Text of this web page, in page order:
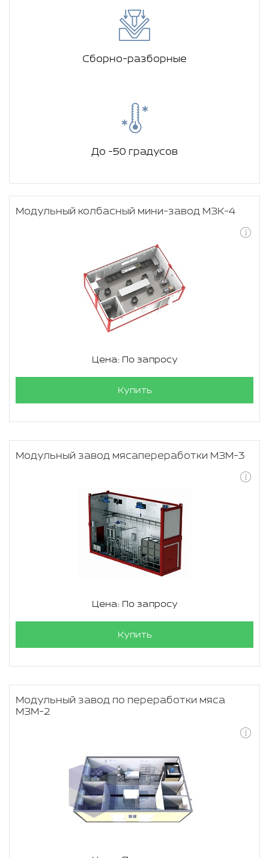
Сборно-разборные
До -50 градусов
Модульный колбасный мини-завод МЗК-4
Цена: По запросу
Купить
Модульный завод мясапереработки МЗМ-3
Цена: По запросу
Купить
Модульный завод по переработки мяса
МЗМ-2